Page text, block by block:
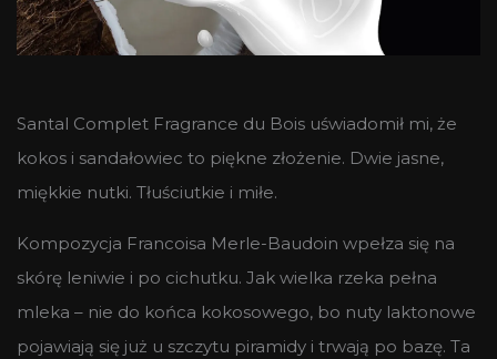
Santal Complet Fragrance du Bois uświadomił mi, że
kokos i sandałowiec to piękne złożenie. Dwie jasne,
miękkie nutki. Tłuściutkie i miłe.
Kompozycja Francoisa Merle-Baudoin wpełza się na
skórę leniwie i po cichutku. Jak wielka rzeka pełna
mleka – nie do końca kokosowego, bo nuty laktonowe
pojawiają się już u szczytu piramidy i trwają po bazę. Ta